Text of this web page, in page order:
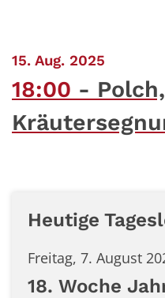
15. Aug. 2025
18:00
Heutige
Freitag, 7. August
18. Woche